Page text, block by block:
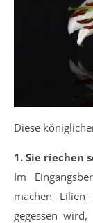
Diese
1. Sie riechen
Im
machen
gegessen